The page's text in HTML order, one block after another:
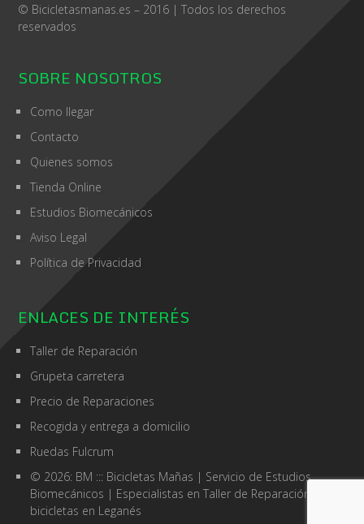
© Bicicletasmanas.es – 2016 | Todos los derechos
reservados
SOBRE NOSOTROS
Como llegar
Contacto
Quienes somos
Tienda Online
Estudios Biomecánicos
Aviso Legal
Política de Privacidad
ENLACES DE INTERÉS
Taller de Reparación
Grupeta carretera
Precio de Reparaciones
Recogida y entrega a domicilio
Ruedas Fulcrum
© 2026: BM ::: Bicicletas Mañas | Servicio de Estudios
Biomecánicos | Especialistas enTaller de Reparación de
bicicletas en Leganés